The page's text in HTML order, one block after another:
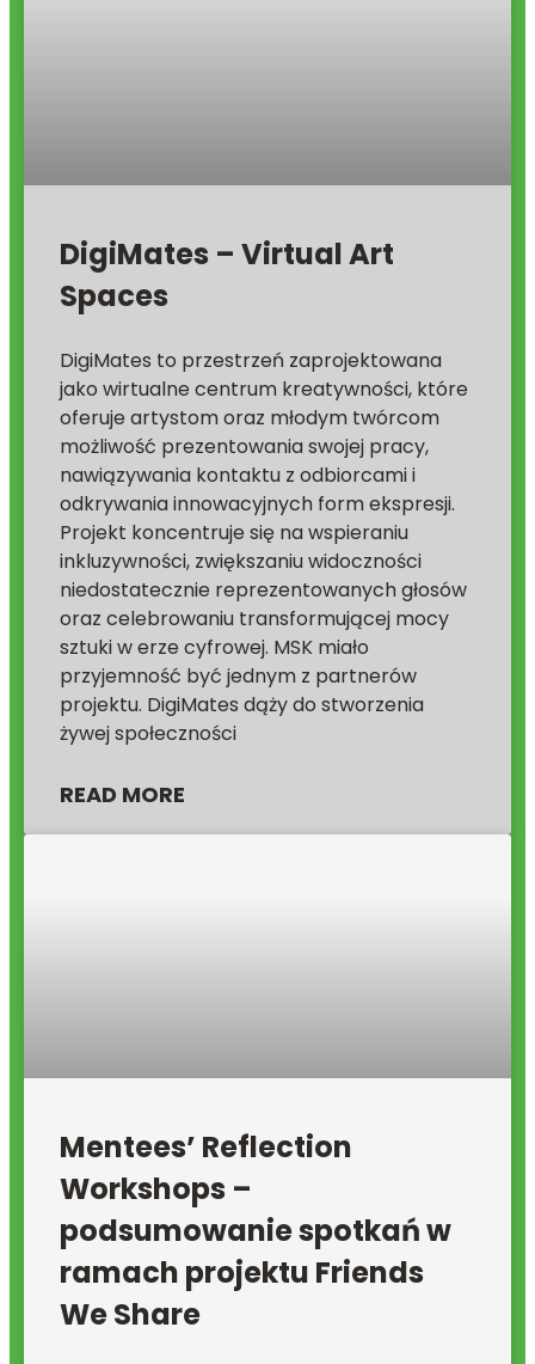
DigiMates – Virtual Art
Spaces
DigiMates to przestrzeń zaprojektowana
jako wirtualne centrum kreatywności, które
oferuje artystom oraz młodym twórcom
możliwość prezentowania swojej pracy,
nawiązywania kontaktu z odbiorcami i
odkrywania innowacyjnych form ekspresji.
Projekt koncentruje się na wspieraniu
inkluzywności, zwiększaniu widoczności
niedostatecznie reprezentowanych głosów
oraz celebrowaniu transformującej mocy
sztuki w erze cyfrowej. MSK miało
przyjemność być jednym z partnerów
projektu. DigiMates dąży do stworzenia
żywej społeczności
READ MORE
Mentees’ Reflection
Workshops –
podsumowanie spotkań w
ramach projektu Friends
We Share